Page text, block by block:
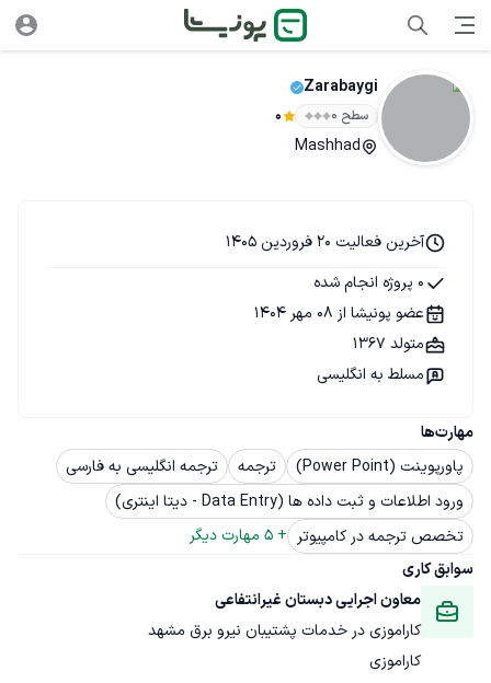
Zarabaygi
سطح ۰ 0
Mashhad
مهارت‌ها
پاورپوینت (Power Point)
ترجمه
ترجمه انگلیسی به فارسی
ورود اطلاعات و ثبت داده ها (Data Entry - دیتا اینتری)
تخصص ترجمه در کامپیوتر +
5 مهارت دیگر
سوابق کاری
معاون اجرایی دبستان غیرانتفاعی
کاراموزی در خدمات پشتیبان نیرو برق مشهد
کاراموزی
آخرین فعالیت 20 فروردین 1405
0 پروژه انجام شده
عضو پونیشا از 08 مهر 1404
متولد 1367
مسلط به انگلیسی